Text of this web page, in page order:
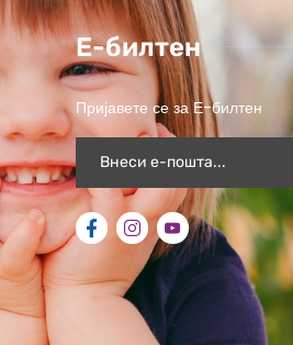
Е-билтен
Пријавете се за Е-билтен